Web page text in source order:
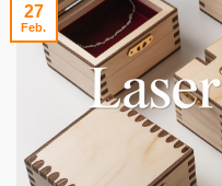
27
Feb.